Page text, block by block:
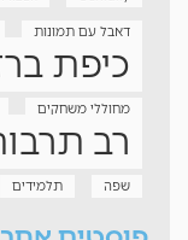
דאבל עם תמונות
כיפת
מחוללי משחקים
רב
שפה
תלמידים